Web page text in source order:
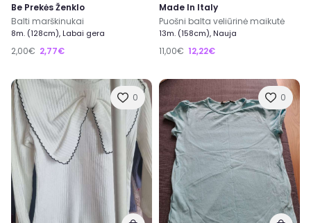
Be Prekės Ženklo
Balti marškinukai
8m. (128cm), Labai gera
2,00€ 2,77€
Made In Italy
Puošni balta veliūrinė maikutė
13m. (158cm), Nauja
11,00€ 12,22€
0 0